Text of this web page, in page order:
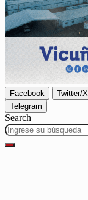
Facebook Twitter/X
Telegram
Search